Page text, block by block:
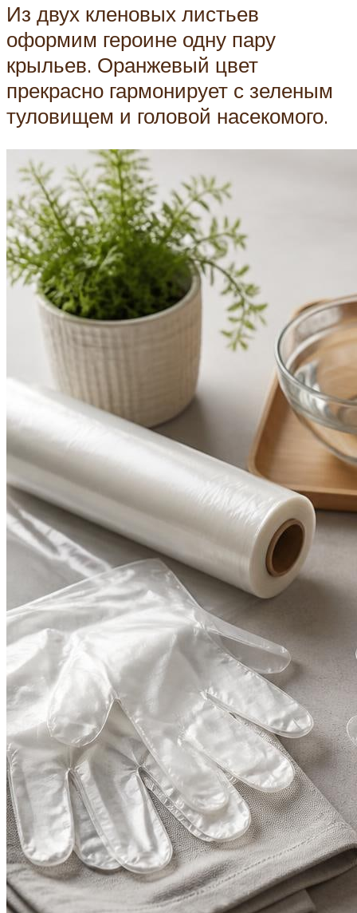
Из двух кленовых листьев
оформим героине одну пару
крыльев. Оранжевый цвет
прекрасно гармонирует с зеленым
туловищем и головой насекомого.